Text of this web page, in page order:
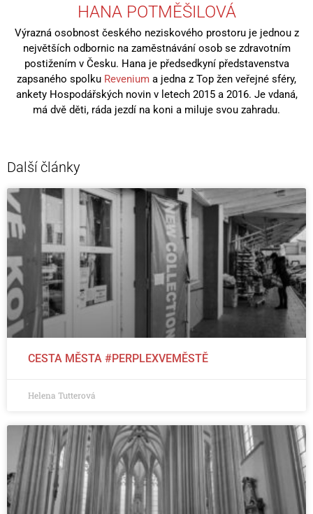
HANA POTMĚŠILOVÁ
Výrazná osobnost českého neziskového prostoru je jednou z
největších odbornic na zaměstnávání osob se zdravotním
postižením v Česku. Hana je předsedkyní představenstva
zapsaného spolku Revenium a jedna z Top žen veřejné sféry,
ankety Hospodářských novin v letech 2015 a 2016. Je vdaná,
má dvě děti, ráda jezdí na koni a miluje svou zahradu.
Další články
CESTA MĚSTA #PERPLEXVEMĚSTĚ
Helena Tutterová